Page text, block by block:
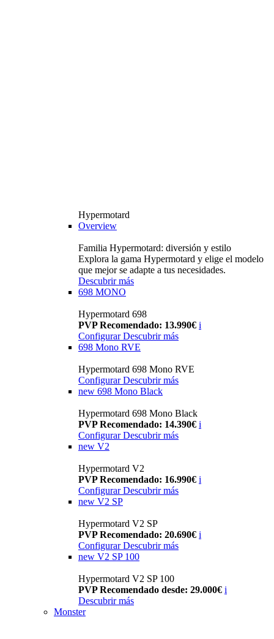
Hypermotard
Overview
Familia Hypermotard: diversión y estilo
Explora la gama Hypermotard y elige el modelo
que mejor se adapte a tus necesidades.
Descubrir más
698 MONO
Hypermotard 698
PVP Recomendado: 13.990€ i
ConfigurarDescubrir más
698 Mono RVE
Hypermotard 698 Mono RVE
Configurar Descubrir más
new 698 Mono Black
Hypermotard 698 Mono Black
PVP Recomendado: 14.390€ i
Configurar Descubrir más
new V2
Hypermotard V2
PVP Recomendado: 16.990€ i
Configurar Descubrir más
new V2 SP
Hypermotard V2 SP
PVP Recomendado: 20.690€ i
Configurar Descubrir más
new V2 SP 100
Hypermotard V2 SP 100
PVP Recomendado desde: 29.000€ i
Descubrir más
Monster